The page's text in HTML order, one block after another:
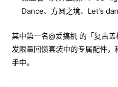
Dance、方圆之境、Let's
其中第一名@爱搞机 的「复古
发限量回馈套装中的专属配件，
手中。